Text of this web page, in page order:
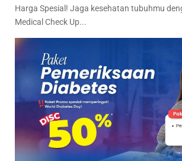
Harga Spesial! Jaga kesehatan tubuhmu
Medical Check Up...